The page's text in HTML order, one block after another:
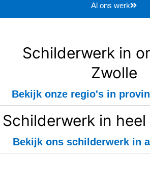
Al ons werk
Schilderwerk in
Zwolle
Bekijk onze regio's in
Schilderwerk in
Bekijk ons schilderwerk in